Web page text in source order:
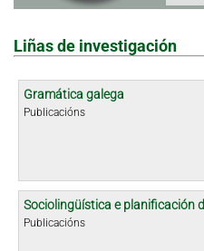
Liñas de investigación
Gramática galega
Publicacións
Sociolingüística e planificación
Publicacións